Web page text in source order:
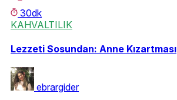
30dk
KAHVALTILIK
Lezzeti Sosundan: Anne Kızartması
ebrargider